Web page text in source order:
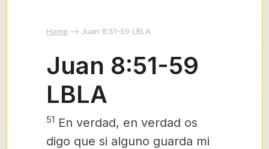
Home Juan 8:51-59 LBLA
Juan 8:51-59
LBLA
51 En verdad, en verdad os
digo que si alguno guarda mi